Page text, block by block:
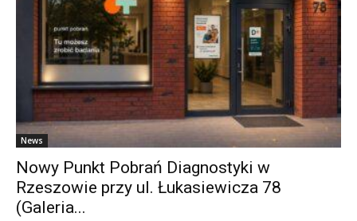
News
Nowy Punkt Pobrań Diagnostyki w
Rzeszowie przy ul. Łukasiewicza 78
(Galeria...